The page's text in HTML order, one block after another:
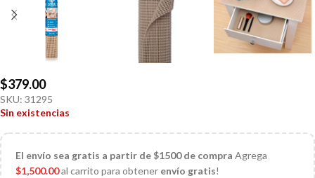
$379.00
SKU: 31295
Sin existencias
El envío sea gratis a partir de $1500 de compra Agrega
$1,500.00al carrito para obtener envío gratis!